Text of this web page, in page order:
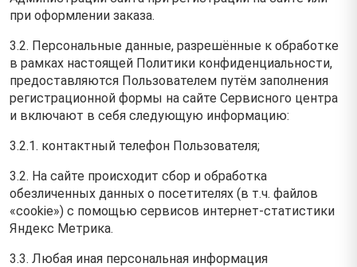
при оформлении заказа.
3.2. Персональные данные, разрешённые к обработке
в рамках настоящей Политики конфиденциальности,
предоставляются Пользователем путём заполнения
регистрационной формы на cайте Сервисного центра
и включают в себя следующую информацию:
3.2.1. контактный телефон Пользователя;
3.2. На сайте происходит сбор и обработка
обезличенных данных о посетителях (в т.ч. файлов
«cookie») с помощью сервисов интернет-статистики
Яндекс Метрика.
3.3. Любая иная персональная информация